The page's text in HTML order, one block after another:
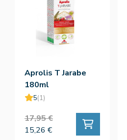
Aprolis T Jarabe
180ml
5(1)
17,95 €
15,26 €